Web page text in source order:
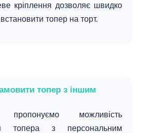
кріплення дозволяє швидко
топер на торт.
топер з іншим
можливість
топера з персональним